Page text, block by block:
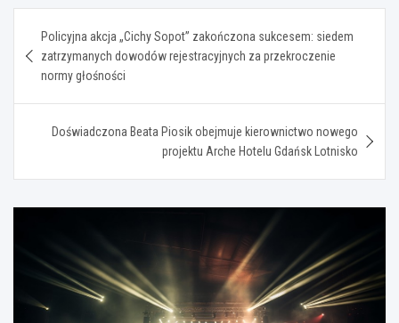
wpisu
Policyjna akcja „Cichy Sopot” zakończona sukcesem: siedem
zatrzymanych dowodów rejestracyjnych za przekroczenie
normy głośności
Doświadczona Beata Piosik obejmuje kierownictwo nowego
projektu Arche Hotelu Gdańsk Lotnisko